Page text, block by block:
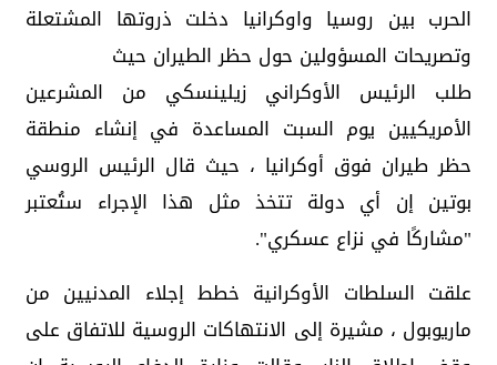
الحرب بين روسيا واوكرانيا دخلت ذروتها المشتعلة
وتصريحات المسؤولين حول حظر الطيران حيث
طلب الرئيس الأوكراني زيلينسكي من المشرعين
الأمريكيين يوم السبت المساعدة في إنشاء منطقة
حظر طيران فوق أوكرانيا ، حيث قال الرئيس الروسي
بوتين إن أي دولة تتخذ مثل هذا الإجراء ستُعتبر
"مشاركًا في نزاع عسكري".
علقت السلطات الأوكرانية خطط إجلاء المدنيين من
ماريوبول ، مشيرة إلى الانتهاكات الروسية للاتفاق على